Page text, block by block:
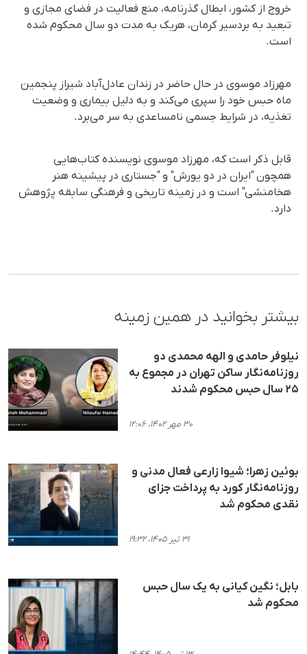
خروج از کشور، ابطال گذرنامه، منع فعالیت در فضای مجازی و
تبعید به بردسیر کرمان، هریک به مدت دو سال محکوم شده
است.
مهرزاد موسوی در حال حاضر در زندان عادل‌آباد شیراز پنجمین
ماه حبس خود را سپری می‌کند و به دلیل بیماری و وضعیت
تغذیه، در شرایط جسمی نامساعدی به سر می‌برد.
قابل ذکر است که، مهرزاد موسوی نویسنده کتاب‌هایی
همچون "ایران در دو یورش" و "جستاری در پیشینه هنر
هخامنشی" است و در زمینه تاریخی و فرهنگی سابقه پژوهش‌
دارد.
بیشتر بخوانید در همین زمینه
نیلوفر حامدی و الهه محمدی دو
روزنامه‌نگار ساکن تهران در مجموع به
٢۵ سال حبس محکوم شدند
۳۰ مهر ۱۴۰۲، ۱۲:۰۶
بوئین زهرا؛ شیوا زارعی فعال مدنی و
روزنامه‌نگار کورد به پرداخت جزای
نقدی محکوم شد
۳۱ تیر ۱۴۰۵، ۱۹:۳۲
بابل؛ نگین کیانی بە یک سال حبس
محکوم شد